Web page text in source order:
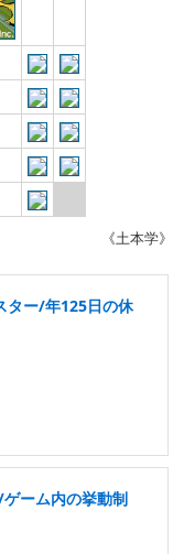
《土本学》
ター/年125日の休
ーム内の挙動制